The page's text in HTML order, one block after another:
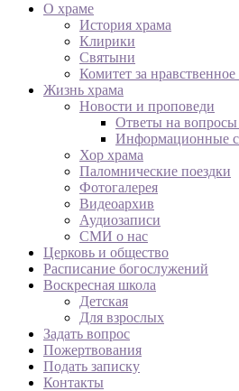
О храме
История храма
Клирики
Святыни
Комитет за
Жизнь храма
Новости и проповеди
Ответы на вопросы
Информационные
Хор храма
Паломнические поездки
Фотогалерея
Видеоархив
Аудиозаписи
СМИ о нас
Церковь и общество
Расписание богослужений
Воскресная школа
Детская
Для взрослых
Задать вопрос
Пожертвования
Подать записку
Контакты